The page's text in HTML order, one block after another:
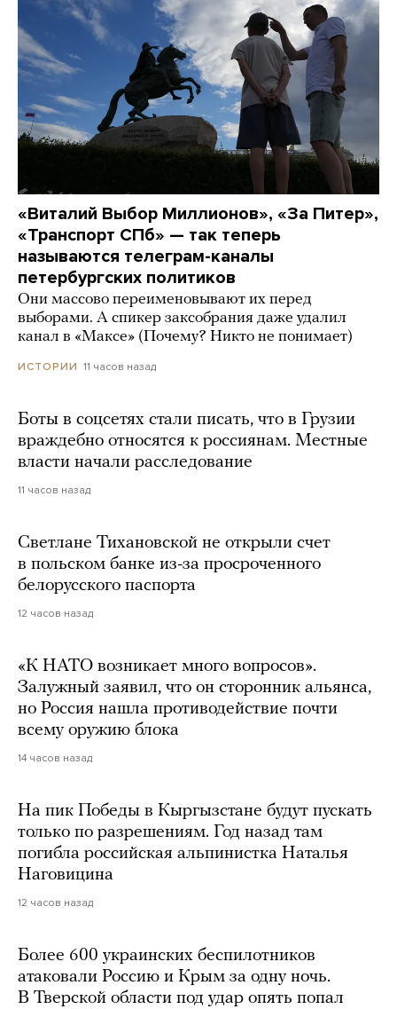
«Виталий Выбор Миллионов», «За Питер»,
«Транспорт СПб» — так теперь
называются телеграм-каналы
петербургских политиков
Они массово переименовывают их перед
выборами. А спикер заксобрания даже удалил
канал в «Максе» (Почему? Никто не понимает)
ИСТОРИИ 11 часов назад
Боты в соцсетях стали писать, что в Грузии
враждебно относятся к россиянам. Местные
власти начали расследование
11 часов назад
Светлане Тихановской не открыли счет
в польском банке из-за просроченного
белорусского паспорта
12 часов назад
«К НАТО возникает много вопросов».
Залужный заявил, что он сторонник альянса,
но Россия нашла противодействие почти
всему оружию блока
14 часов назад
На пик Победы в Кыргызстане будут пускать
только по разрешениям. Год назад там
погибла российская альпинистка Наталья
Наговицина
12 часов назад
Более 600 украинских беспилотников
атаковали Россию и Крым за одну ночь.
В Тверской области под удар опять попал